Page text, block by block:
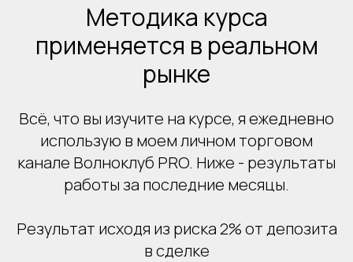
Методика курса
применяется в реальном
рынке
Всё, что вы изучите на курсе, я ежедневно
использую в моем личном торговом
канале Волноклуб PRO. Ниже - результаты
работы за последние месяцы.
Результат исходя из риска 2% от депозита
в сделке